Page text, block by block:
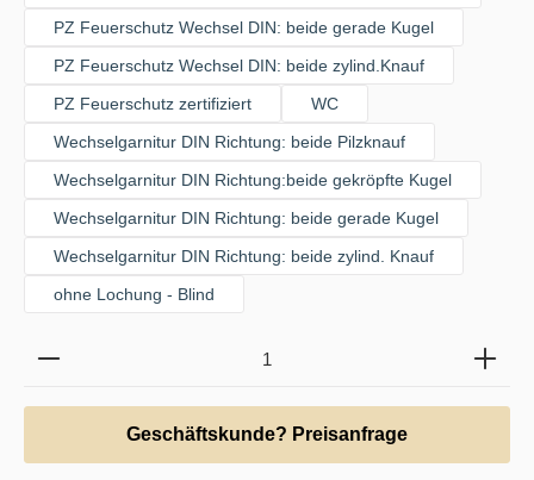
PZ Feuerschutz Wechsel DIN: beide gerade Kugel
PZ Feuerschutz Wechsel DIN: beide zylind.Knauf
PZ Feuerschutz zertifiziert
WC
Wechselgarnitur DIN Richtung: beide Pilzknauf
Wechselgarnitur DIN Richtung:beide gekröpfte Kugel
Wechselgarnitur DIN Richtung: beide gerade Kugel
Wechselgarnitur DIN Richtung: beide zylind. Knauf
ohne Lochung - Blind
Produkt Anzahl: Gib den gewünschten Wert ein
Geschäftskunde? Preisanfrage